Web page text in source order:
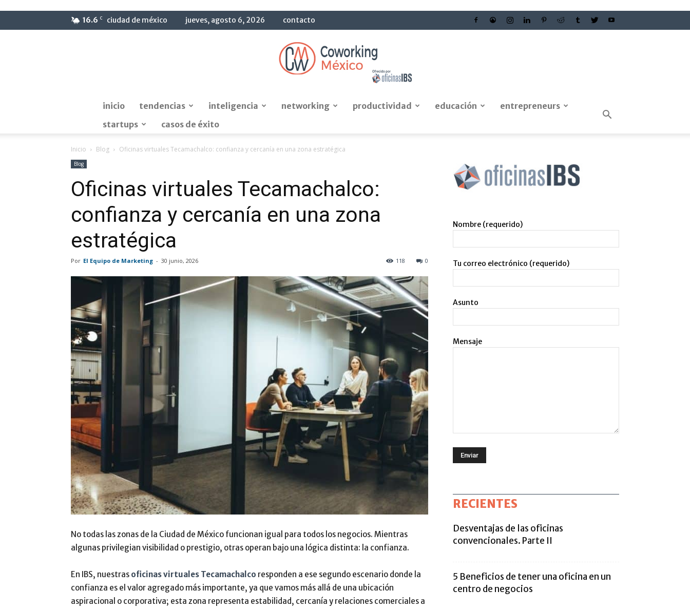
16.6 C ciudad de méxico jueves, agosto 6, 2026 contacto
OficinasIBS
inicio tendencias inteligencia networking productividad educación
entrepreneurs
startups
casos de éxito
Inicio Blog Oficinas virtuales Tecamachalco: confianza y cercanía en una zona estratégica
Blog
Oficinas virtuales Tecamachalco:
confianza y cercanía en una zona
estratégica
Por El Equipo de Marketing - 30 junio, 2026 0
118
No todas las zonas de la Ciudad de México funcionan igual para todos los negocios. Mientras
algunas privilegian visibilidad o prestigio, otras operan bajo una lógica distinta: la confianza.
En IBS, nuestras oficinas virtuales Tecamachalco responden a ese segundo escenario donde la
confianza es el valor agregado más importante, ya que vamos más allá de una ubicación
aspiracional o corporativa; esta zona representa estabilidad, cercanía y relaciones comerciales a
Nombre (requerido)
Tu correo electrónico (requerido)
Asunto
Mensaje
RECIENTES
Desventajas de las oficinas
convencionales. Parte II
5 Beneficios de tener una oficina en un
centro de negocios